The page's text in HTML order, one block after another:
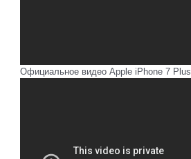
Официальное видео Apple iPhone 7 Plus